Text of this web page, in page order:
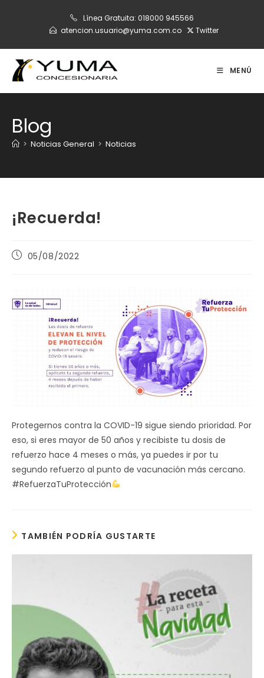
Línea Gratuita: 018000 945566
atencion.usuario@yuma.com.co
Twitter
MENÚ
Blog
> Noticias General > Noticias
¡Recuerda!
Publicación
05/08/2022
Protegernos contra la COVID-19 sigue siendo prioridad. Por
eso, si eres mayor de 50 años y recibiste tu dosis de
refuerzo hace 4 meses o más, ya puedes ir por tu
segundo refuerzo al punto de vacunación más cercano.
#RefuerzaTuProtección
TAMBIÉN PODRÍA GUSTARTE